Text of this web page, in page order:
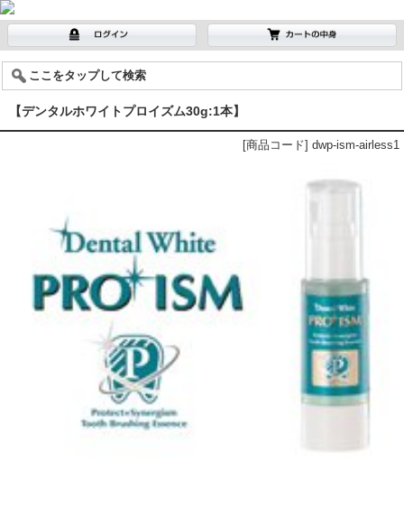
ここをタップして検索
【デンタルホワイトプロイズム30g:1本】
[商品コード] dwp-ism-airless1